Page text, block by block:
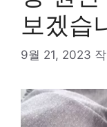
보겠습
9월 21, 2023